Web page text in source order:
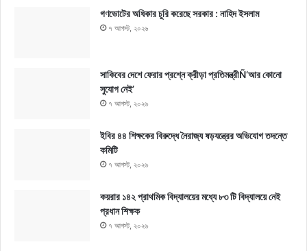
গণভোটের অধিকার চুরি করেছে সরকার : নাহিদ ইসলাম
৭ আগস্ট, ২০২৬
সাকিবের দেশে ফেরার প্রশ্নে ক্রীড়া প্রতিমন্ত্রীÑ‘আর কোনো
সুযোগ নেই’
৭ আগস্ট, ২০২৬
ইবির ৪৪ শিক্ষকের বিরুদ্ধে নৈরাজ্য ষড়যন্ত্রের অভিযোগ তদন্তে
কমিটি
৭ আগস্ট, ২০২৬
কয়রার ১৪২ প্রাথমিক বিদ্যালয়ের মধ্যে ৮৩ টি বিদ্যালয়ে নেই
প্রধান শিক্ষক
৭ আগস্ট, ২০২৬